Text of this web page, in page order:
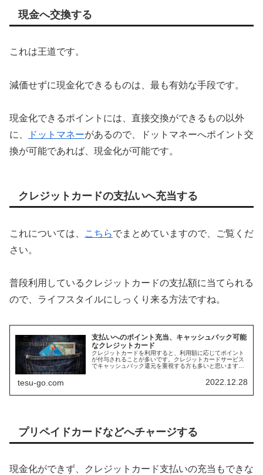
現金へ交換する
これは王道です。
減価せずに現金化できるものは、最も有効な手段です。
現金化できるポイントには、直接交換ができるもの以外
に、
ドットマネーがあるので、ドットマネーへポイント交
換が可能であれば、現金化が可能です。
クレジットカードの支払いへ充当する
これについては、 こちらでまとめていますので、ご覧くだ
さい。
普段利用しているクレジットカードの支払額に当てられる
ので、ライフスタイルにしっくり来る方法ですね。
支払いへのポイント充当、キャッシュバック可能
なクレジットカード
クレジットカードを利用すると、利用額に応じてポイント
が付与されることが多いです。クレジットカードサービス
でキャッシュバック還元を重視する方も多いと思います
tesu-go.com 2022.12.28
プリペイドカードなどへチャージする
現金化ができず、クレジットカード支払いの充当もできな